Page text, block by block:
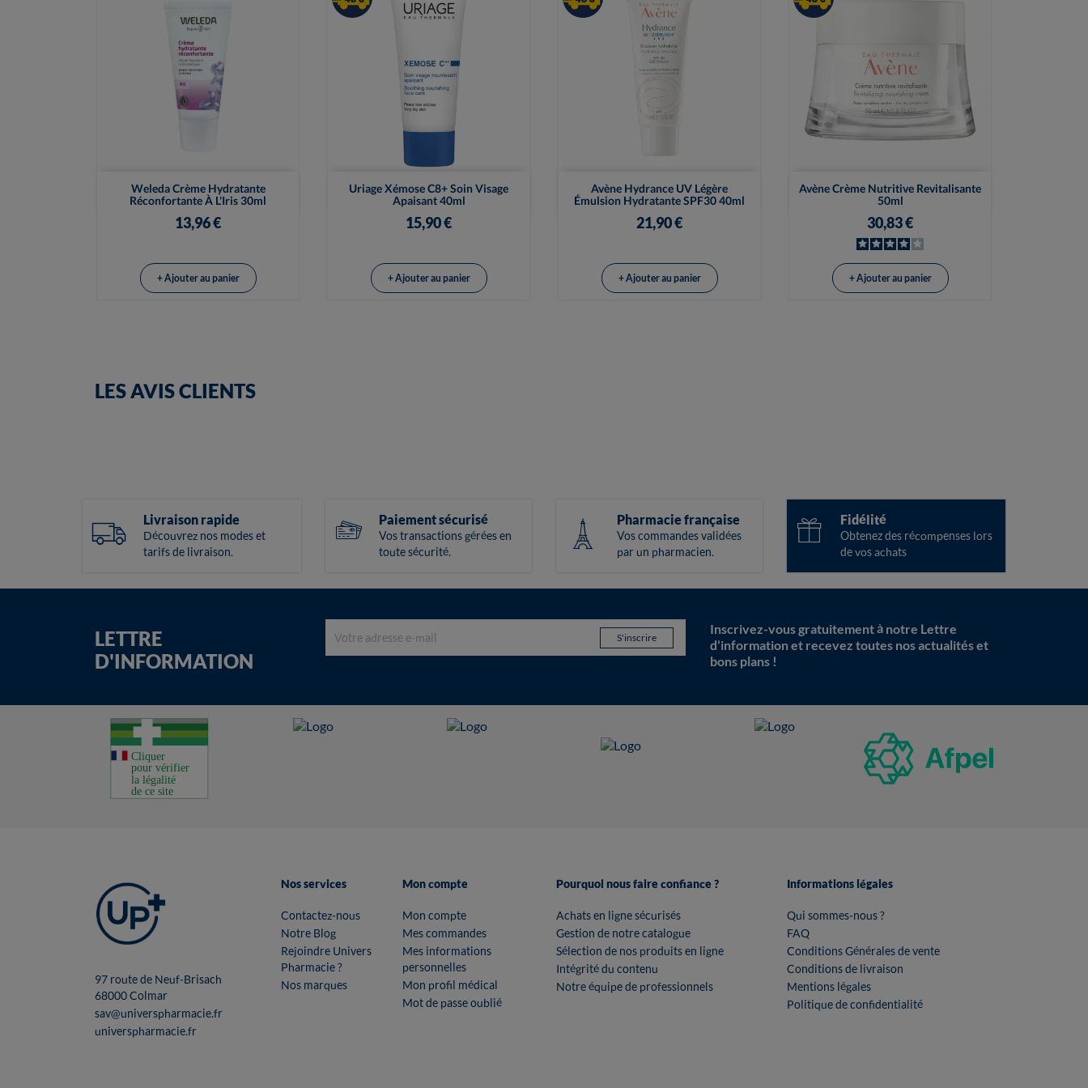
Weleda Crème Hydratante
Réconfortante À L'Iris 30ml
13,96 €
Vue rapide
+ Ajouter au panier
Uriage Xémose C8+ Soin Visage
Apaisant 40ml
15,90 €
Vue rapide
+ Ajouter au panier
Avène Hydrance UV Légère
Émulsion Hydratante SPF30 40ml
21,90 €
Vue rapide
+ Ajouter au panier
Avène Crème Nutritive Revitalisante
50ml
30,83 €
 Vue rapide
+ Ajouter au panier
LES AVIS CLIENTS
Livraison rapide
Découvrez nos modes et
tarifs de livraison.
Paiement sécurisé
Vos transactions gérées en
toute sécurité.
Pharmacie française
Vos commandes validées
par un pharmacien.
Fidélité
Obtenez des récompenses lors
de vos achats
LETTRE
D'INFORMATION
Inscrivez-vous gratuitement à notre Lettre
d'information et recevez toutes nos actualités et
bons plans !
97 route de Neuf-Brisach
68000 Colmar
sav@universpharmacie.fr
universpharmacie.fr
Nos services
Contactez-nous
Notre Blog
Rejoindre Univers
Pharmacie ?
Nos marques
Mon compte
Mon compte
Mes commandes
Mes informations
personnelles
Mon profil médical
Mot de passe oublié
Pourquoi nous faire confiance ?
Achats en ligne sécurisés
Gestion de notre catalogue
Sélection de nos produits en ligne
Intégrité du contenu
Notre équipe de professionnels
Informations légales
Qui sommes-nous ?
FAQ
Conditions Générales de vente
Conditions de livraison
Mentions légales
Politique de confidentialité